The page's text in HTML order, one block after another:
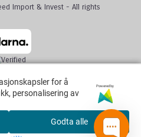
Import & Invest - All rights
for å
personalisering av
Powered by
Godta alle
for å
personalisering av
Powered by
Godta alle